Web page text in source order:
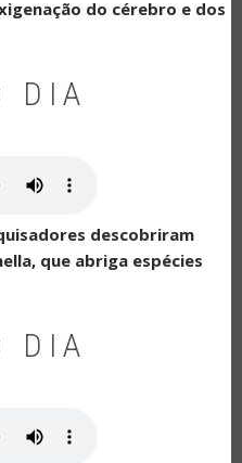
do cérebro e dos
DIA
descobriram
que abriga espécies
DIA